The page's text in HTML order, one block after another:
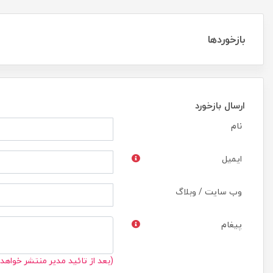
بازخوردها
ارسال بازخورد
نام
ایمیل
وب سایت / وبلاگ
پیغام
(بعد از تائید مدیر منتشر